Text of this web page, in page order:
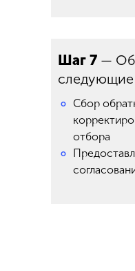
Шаг 7 —
Сбор
отбора
°
°